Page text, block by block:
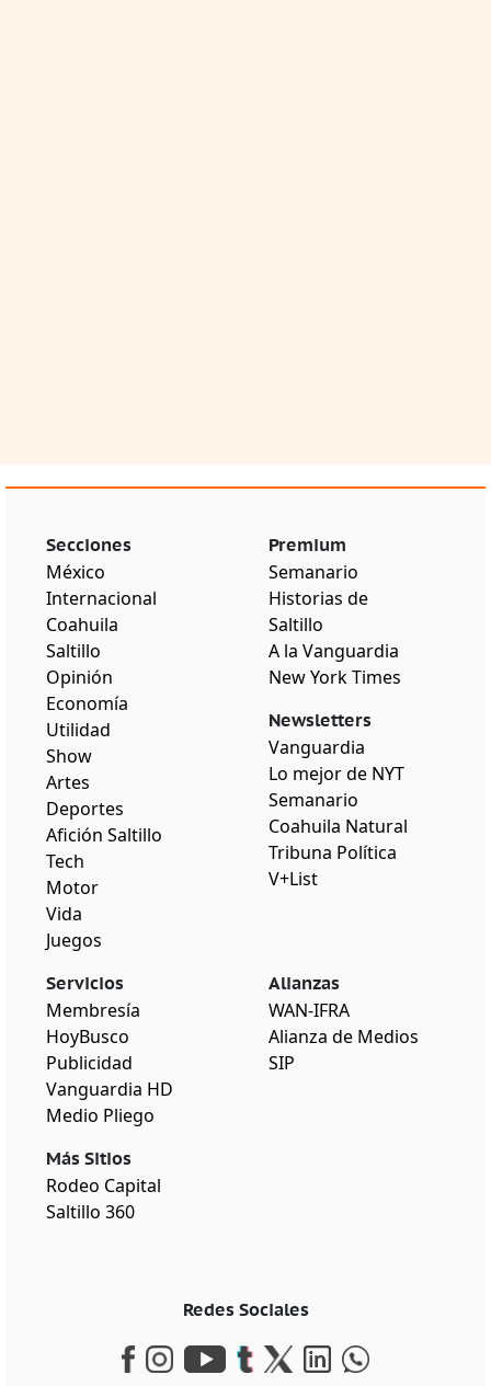
Secciones
México
Internacional
Coahuila
Saltillo
Opinión
Economía
Utilidad
Show
Artes
Deportes
Afición Saltillo
Tech
Motor
Vida
Juegos
Premium
Semanario
Historias de
Saltillo
A la Vanguardia
New York Times
Newsletters
Vanguardia
Lo mejor de NYT
Semanario
Coahuila Natural
Tribuna Política
V+List
Servicios
Membresía
HoyBusco
Publicidad
Vanguardia HD
Medio Pliego
Más Sitios
Rodeo Capital
Saltillo 360
Alianzas
WAN-IFRA
Alianza de Medios
SIP
Redes Sociales